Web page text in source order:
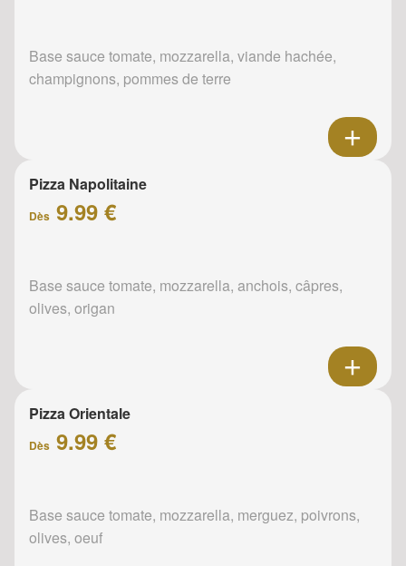
Base sauce tomate, mozzarella, viande hachée,
champignons, pommes de terre
Pizza Napolitaine
Dès 9.99 €
Base sauce tomate, mozzarella, anchois, câpres,
olives, origan
Pizza Orientale
Dès 9.99 €
Base sauce tomate, mozzarella, merguez, poivrons,
olives, oeuf